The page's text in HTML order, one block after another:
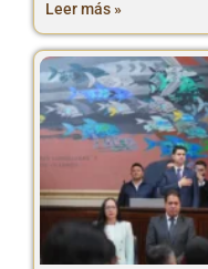
Leer más »